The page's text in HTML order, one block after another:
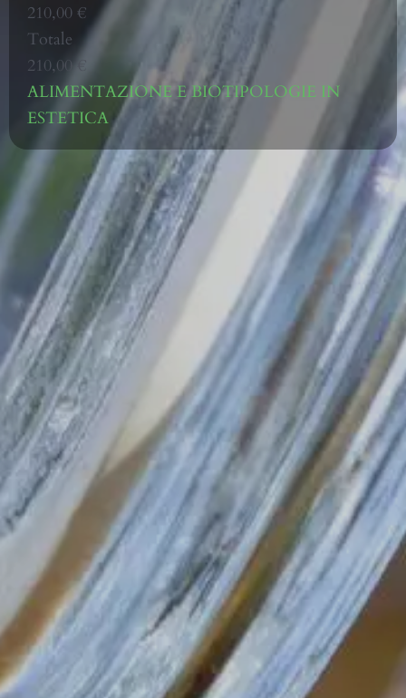
210,00 €
Totale
210,00 €
ALIMENTAZIONE E BIOTIPOLOGIE IN
ESTETICA